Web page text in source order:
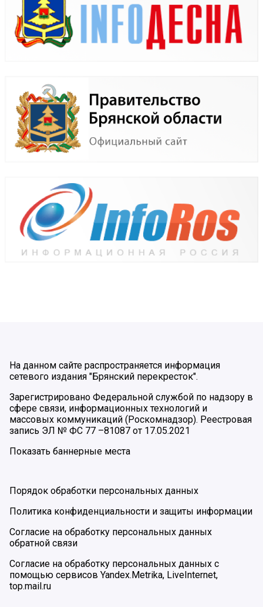
На данном сайте распространяется информация
сетевого издания "Брянский перекресток".
Зарегистрировано Федеральной службой по надзору в
сфере связи, информационных технологий и
массовых коммуникаций (Роскомнадзор). Реестровая
запись ЭЛ № ФС 77 –81087 от 17.05.2021
Показать баннерные места
Порядок обработки персональных данных
Политика конфиденциальности и защиты информации
Согласие на обработку персональных данных
обратной связи
Согласие на обработку персональных данных с
помощью сервисов Yandex.Metrika, LiveInternet,
top.mail.ru